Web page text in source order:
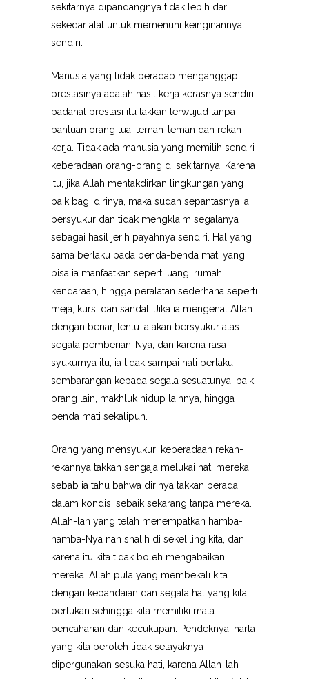
sekitarnya dipandangnya tidak lebih dari
sekedar alat untuk memenuhi keinginannya
sendiri.
Manusia yang tidak beradab menganggap
prestasinya adalah hasil kerja kerasnya sendiri,
padahal prestasi itu takkan terwujud tanpa
bantuan orang tua, teman-teman dan rekan
kerja. Tidak ada manusia yang memilih sendiri
keberadaan orang-orang di sekitarnya. Karena
itu, jika Allah mentakdirkan lingkungan yang
baik bagi dirinya, maka sudah sepantasnya ia
bersyukur dan tidak mengklaim segalanya
sebagai hasil jerih payahnya sendiri. Hal yang
sama berlaku pada benda-benda mati yang
bisa ia manfaatkan seperti uang, rumah,
kendaraan, hingga peralatan sederhana seperti
meja, kursi dan sandal. Jika ia mengenal Allah
dengan benar, tentu ia akan bersyukur atas
segala pemberian-Nya, dan karena rasa
syukurnya itu, ia tidak sampai hati berlaku
sembarangan kepada segala sesuatunya, baik
orang lain, makhluk hidup lainnya, hingga
benda mati sekalipun.
Orang yang mensyukuri keberadaan rekan-
rekannya takkan sengaja melukai hati mereka,
sebab ia tahu bahwa dirinya takkan berada
dalam kondisi sebaik sekarang tanpa mereka.
Allah-lah yang telah menempatkan hamba-
hamba-Nya nan shalih di sekeliling kita, dan
karena itu kita tidak boleh mengabaikan
mereka. Allah pula yang membekali kita
dengan kepandaian dan segala hal yang kita
perlukan sehingga kita memiliki mata
pencaharian dan kecukupan. Pendeknya, harta
yang kita peroleh tidak selayaknya
dipergunakan sesuka hati, karena Allah-lah